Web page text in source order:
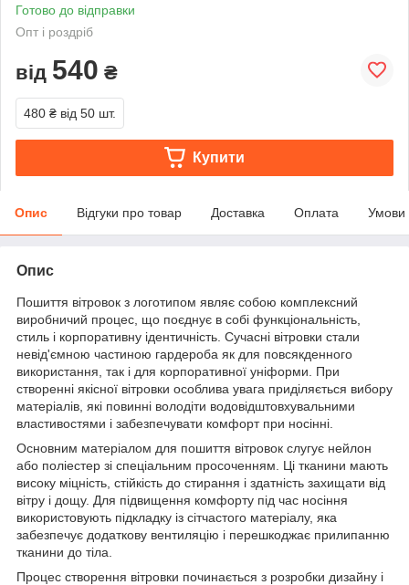
Готово до відправки
Опт і роздріб
від 540 ₴
480 ₴ від 50 шт.
Купити
Опис Відгуки про товар Доставка Оплата Умови
Опис
Пошиття вітровок з логотипом являє собою комплексний
виробничий процес, що поєднує в собі функціональність,
стиль і корпоративну ідентичність. Сучасні вітровки стали
невід'ємною частиною гардероба як для повсякденного
використання, так і для корпоративної уніформи. При
створенні якісної вітровки особлива увага приділяється вибору
матеріалів, які повинні володіти водовідштовхувальними
властивостями і забезпечувати комфорт при носінні.
Основним матеріалом для пошиття вітровок слугує нейлон
або поліестер зі спеціальним просоченням. Ці тканини мають
високу міцність, стійкість до стирання і здатність захищати від
вітру і дощу. Для підвищення комфорту під час носіння
використовують підкладку із сітчастого матеріалу, яка
забезпечує додаткову вентиляцію і перешкоджає прилипанню
тканини до тіла.
Процес створення вітровки починається з розробки дизайну і